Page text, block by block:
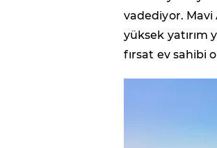
vadediyor. Mavi
yüksek yatırım
fırsat ev sahibi